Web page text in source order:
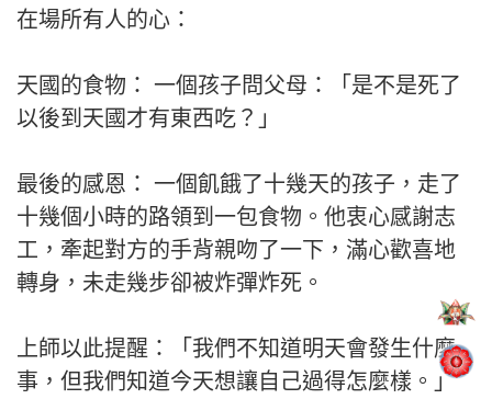
在場所有人的心：
天國的食物： 一個孩子問父母：「是不是死了
以後到天國才有東西吃？」
最後的感恩： 一個飢餓了十幾天的孩子，走了
十幾個小時的路領到一包食物。他衷心感謝志
工，牽起對方的手背親吻了一下，滿心歡喜地
轉身，未走幾步卻被炸彈炸死。
上師以此提醒：「我們不知道明天會發生什麼
事，但我們知道今天想讓自己過得怎麼樣。」